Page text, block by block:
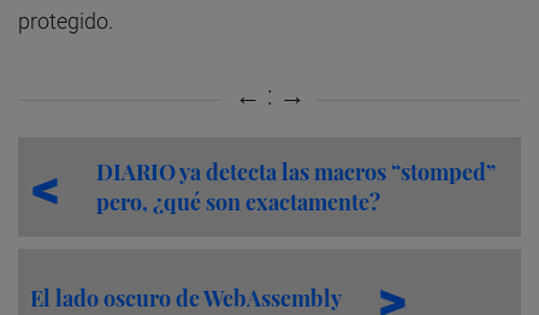
protegido.
DIARIO ya detecta las macros “stomped”
pero, ¿qué son exactamente?
El lado oscuro de WebAssembly